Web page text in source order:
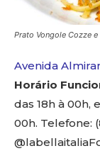
Prato Vongole Cozze
Avenida
Horário
das 18h à 00h,
00h. Telefone: